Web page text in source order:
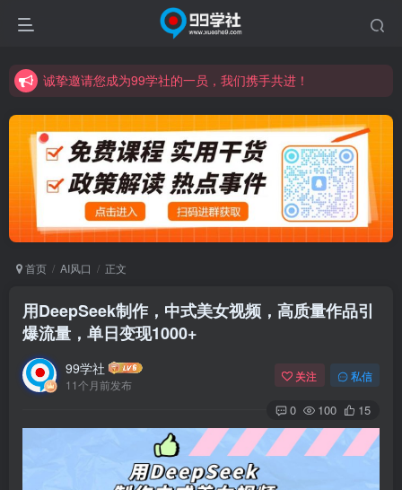
诚挚邀请您成为99学社的一员，我们携手共进！
诚挚邀请您成为99学社的一员，我们携手共进！
学习路上不孤独，99学社与你同行！分享全网优质VIP资源，炒股教程、创业教程、网络营销教程、自媒体短视频教程等，长期更新各大精品创业项目！
首页 AI风口 正文
用DeepSeek制作，中式美女视频，高质量作品引
爆流量，单日变现1000+
99学社
11个月前发布
关注 私信
0 100 15